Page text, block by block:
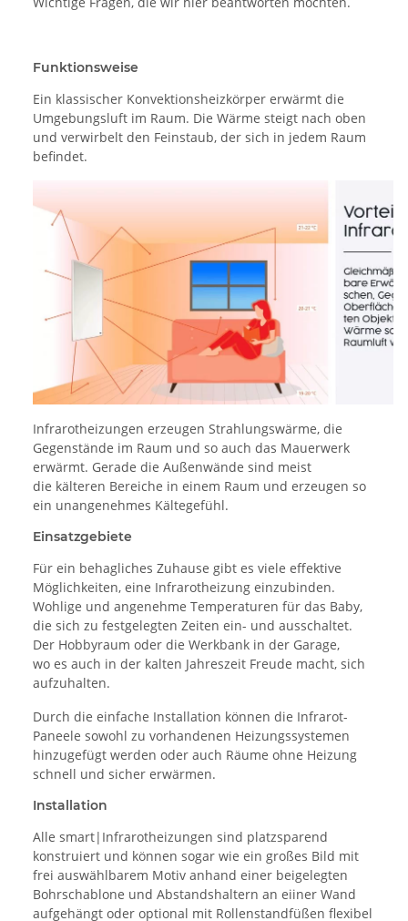
Funktionsweise
Ein klassischer Konvektionsheizkörper erwärmt die
Umgebungsluft im Raum. Die Wärme steigt nach oben
und verwirbelt den Feinstaub, der sich in jedem Raum
befindet.
Infrarotheizungen erzeugen Strahlungswärme, die
Gegenstände im Raum und so auch das Mauerwerk
erwärmt. Gerade die Außenwände sind meist
die kälteren Bereiche in einem Raum und erzeugen so
ein unangenehmes Kältegefühl.
Einsatzgebiete
Für ein behagliches Zuhause gibt es viele effektive
Möglichkeiten, eine Infrarotheizung einzubinden.
Wohlige und angenehme Temperaturen für das Baby,
die sich zu festgelegten Zeiten ein- und ausschaltet.
Der Hobbyraum oder die Werkbank in der Garage,
wo es auch in der kalten Jahreszeit Freude macht, sich
aufzuhalten.
Durch die einfache Installation können die Infrarot-
Paneele sowohl zu vorhandenen Heizungssystemen
hinzugefügt werden oder auch Räume ohne Heizung
schnell und sicher erwärmen.
Installation
Alle smart|Infrarotheizungen sind platzsparend
konstruiert und können sogar wie ein großes Bild mit
frei auswählbarem Motiv anhand einer beigelegten
Bohrschablone und Abstandshaltern an eiiner Wand
aufgehängt oder optional mit Rollenstandfüßen flexibel